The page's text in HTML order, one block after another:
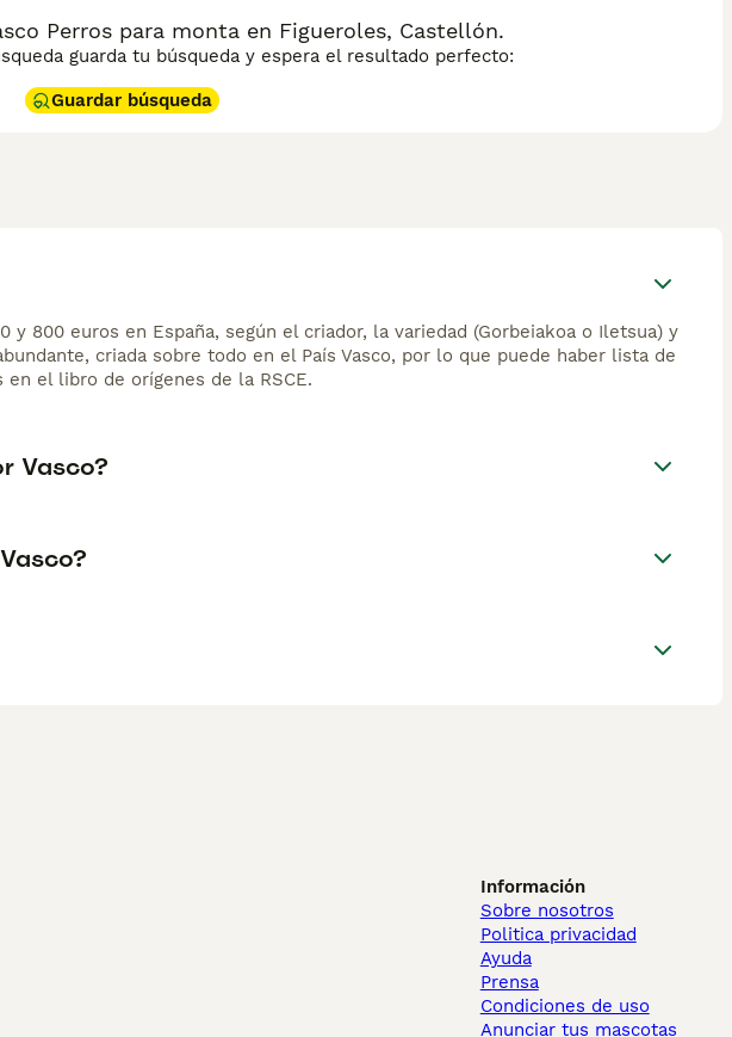
Perros para monta en Figueroles, Castellón.
guarda tu búsqueda y espera el resultado perfecto:
Guardar búsqueda
y 800 euros en España, según el criador, la variedad (Gorbeiakoa o Iletsua) y
criada sobre todo en el País Vasco, por lo que puede haber lista de
en el libro de orígenes de la RSCE.
Vasco?
Información
Sobre nosotros
Politica privacidad
Ayuda
Prensa
Condiciones de uso
Anunciar tus mascotas